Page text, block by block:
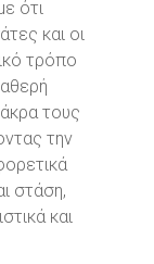
ότι
και οι
τρόπο
τους
την
στάση,
και